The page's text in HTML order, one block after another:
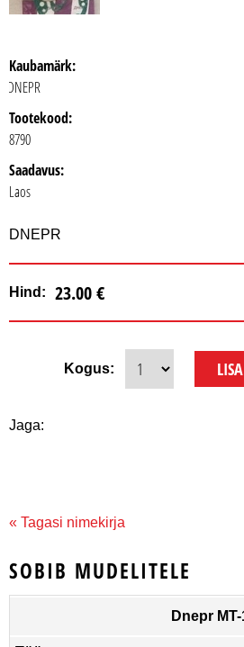
Kaubamärk:
DNEPR
Tootekood:
8790
Saadavus:
Laos
DNEPR
Hind: 23.00 €
Kogus:
Jaga:
« Tagasi nimekirja
SOBIB MUDELITELE
Dnepr MT-